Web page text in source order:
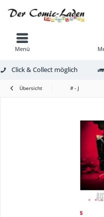
Menü
Click & Collect möglich
Übersicht # - J